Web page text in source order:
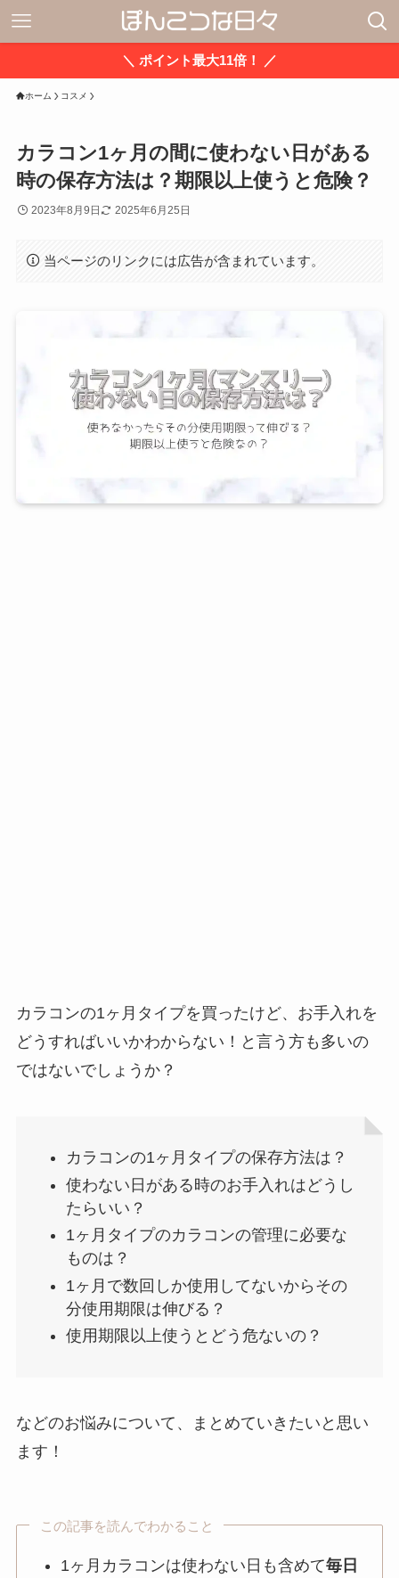
＼ ポイント最大11倍！ ／
ホーム コスメ
カラコン1ヶ月の間に使わない日がある
時の保存方法は？期限以上使うと危険？
2023年8月9日 2025年6月25日
当ページのリンクには広告が含まれています。
カラコンの1ヶ月タイプを買ったけど、お手入れを
どうすればいいかわからない！と言う方も多いの
ではないでしょうか？
カラコンの1ヶ月タイプの保存方法は？
使わない日がある時のお手入れはどうし
たらいい？
1ヶ月タイプのカラコンの管理に必要な
ものは？
1ヶ月で数回しか使用してないからその
分使用期限は伸びる？
使用期限以上使うとどう危ないの？
などのお悩みについて、まとめていきたいと思い
ます！
この記事を読んでわかること
1ヶ月カラコンは使わない日も含めて毎日